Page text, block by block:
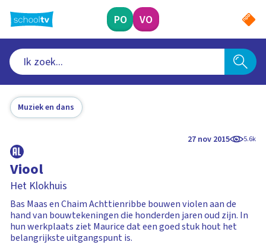
naar
hoofdinhoud
PO VO
Muziek en dans
27 nov 2015 5.6k
Viool
Het Klokhuis
Bas Maas en Chaim Achttienribbe bouwen violen aan de
hand van bouwtekeningen die honderden jaren oud zijn. In
hun werkplaats ziet Maurice dat een goed stuk hout het
belangrijkste uitgangspunt is.